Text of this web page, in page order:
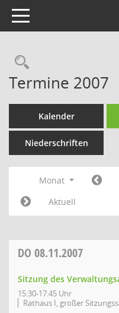
Toggle navigation
Termine 2007
Kalender
Niederschriften
Monat
Aktuell
DO 08.11.2007
Sitzung des
15:30-17:45 Uhr
Rathaus I, großer